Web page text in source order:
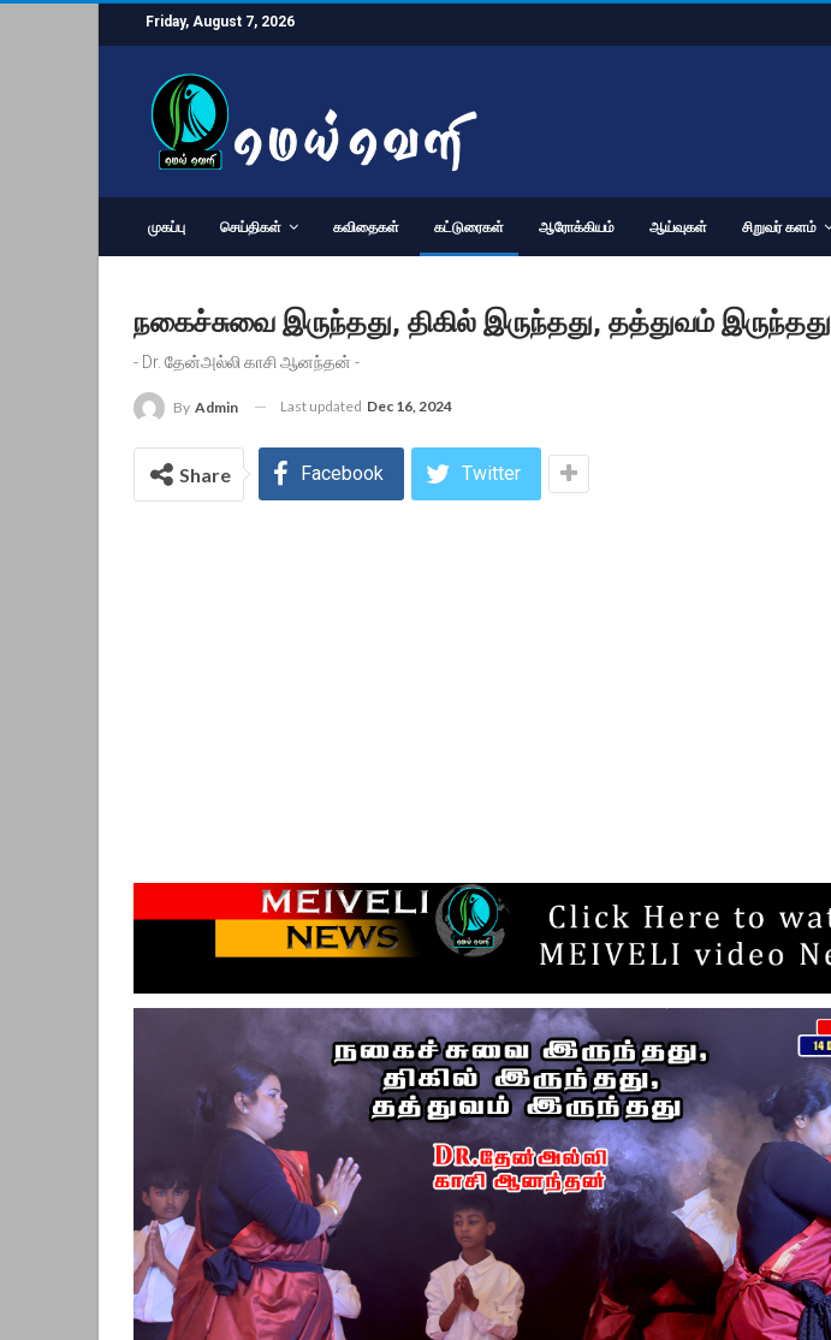
Friday, August 7, 2026
முகப்பு செய்திகள் கவிதைகள் கட்டுரைகள் ஆரோக்கியம் ஆய்வுகள் சிறுவர் களம்
நகைச்சுவை இருந்தது, திகில் இருந்தது, தத்துவம் இருந்தது
- Dr. தேன்அல்லி காசி ஆனந்தன் -
By Admin Last updated Dec 16, 2024
Share Facebook Twitter